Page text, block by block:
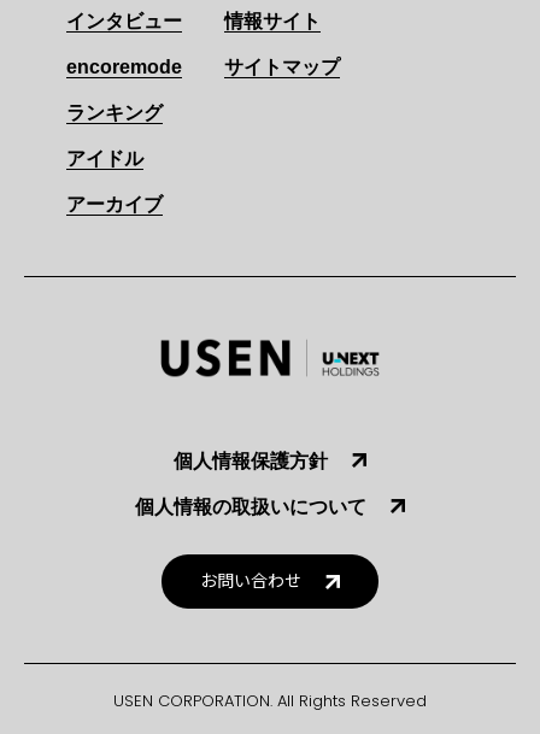
インタビュー
encoremode
ランキング
アイドル
アーカイブ
情報サイト
サイトマップ
個人情報保護方針
個人情報の取扱いについて
お問い合わせ
USEN CORPORATION. All Rights Reserved